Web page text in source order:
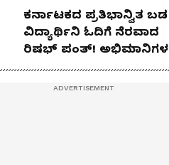
ಕರ್ನಾಟಕದ ಪ್ರತಿಭಾನ್ವಿತ ಬಡ
ವಿದ್ಯಾರ್ಥಿನಿ ಓದಿಗೆ ನೆರವಾದ
ರಿಷಭ್ ಪಂತ್! ಅಭಿಮಾನಿಗಳ